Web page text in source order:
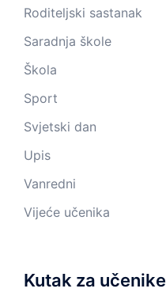
Roditeljski sastanak
Saradnja škole
Škola
Sport
Svjetski dan
Upis
Vanredni
Vijeće učenika
Kutak za učenike